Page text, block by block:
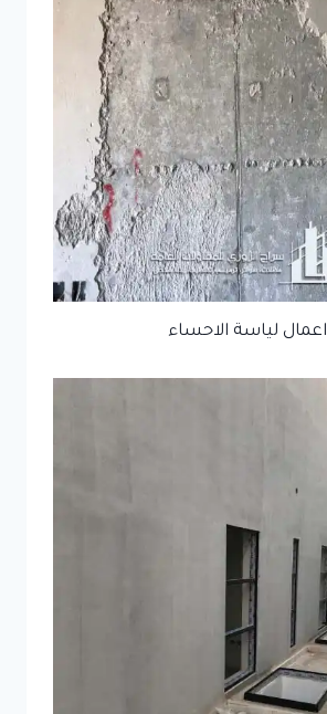
اعمال لياسة الاحساء